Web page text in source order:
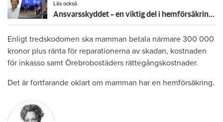
Läs också
Ansvarsskyddet – en viktig del i hemförsäkringen
Enligt tredskodomen ska mamman betala närmare 300 000
kronor plus ränta för reparationerna av skadan, kostnaden
för inkasso samt Örebrobostäders rättegångskostnader.
Det är fortfarande oklart om mamman har en hemförsäkring.